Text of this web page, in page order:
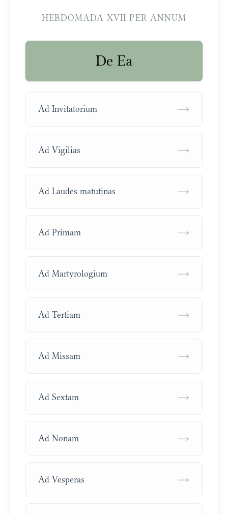
HEBDOMADA XVII PER ANNUM
De Ea
Ad Invitatorium →
Ad Vigilias →
Ad Laudes matutinas →
Ad Primam →
Ad Martyrologium →
Ad Tertiam →
Ad Missam →
Ad Sextam →
Ad Nonam →
Ad Vesperas →